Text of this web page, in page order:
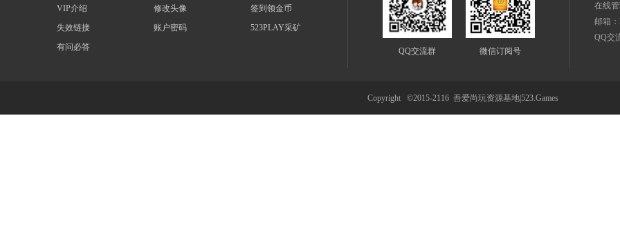
VIP介绍
失效链接
有问必答
修改头像
账户密码
签到领金币
523PLAY采矿
QQ交流群 微信订阅号
在线
邮箱：
QQ交
Copyright ©2015-2116 吾爱尚玩资源基地|523.Games